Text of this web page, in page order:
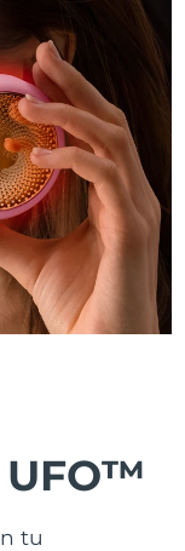
tu
prevista
prevista10/8/26
prevista9/8/26
prevista10/8/26
prevista14/8/26